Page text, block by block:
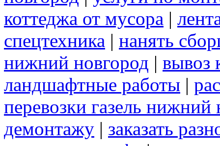
коттеджа от мусора |
спецтехника | нанять
нижний новгород | вывоз
ландшафтные работы |
перевозки газель нижний
демонтажу | заказать